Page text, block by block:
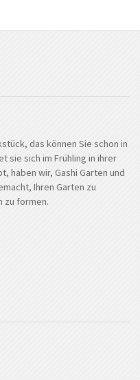
das können Sie schon in
sie sich im Frühling in ihrer
haben wir, Gashi Garten und
Ihren Garten zu
zu formen.